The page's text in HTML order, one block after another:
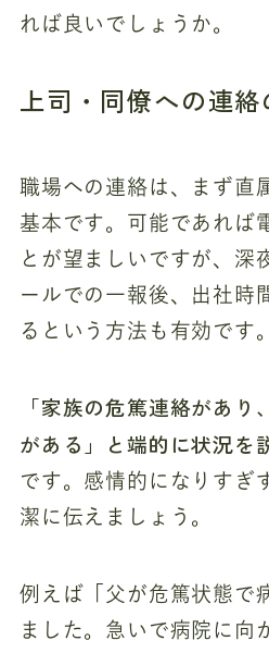
れば良いでしょうか。
上司・同僚への連絡
職場への連絡は、まず直
基本です。可能であれば
とが望ましいですが、深
ールでの一報後、出社時
るという方法も有効です。
「家族の危篤連絡があ
がある」と端的に状況を
です。感情的になりすぎ
潔に伝えましょう。
例えば「父が危篤状態で
ました。急いで病院に向